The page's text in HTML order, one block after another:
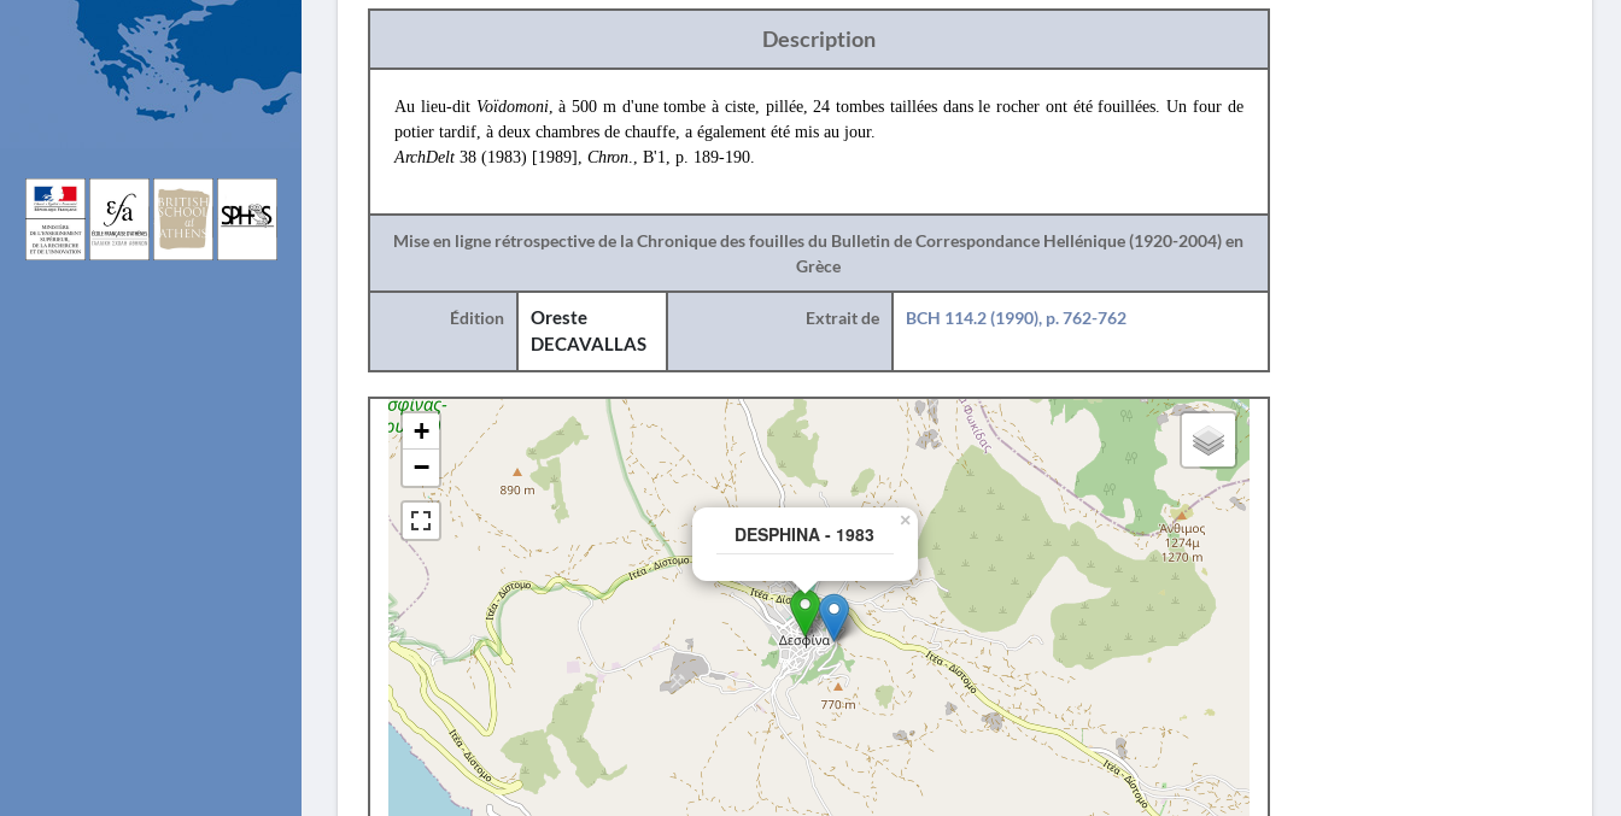
Description
Au lieu-dit Voïdomoni, à 500 m d'une tombe à ciste, pillée, 24 tombes taillées dans le rocher ont été fouillées. Un four de
potier tardif, à deux chambres de chauffe, a également été mis au jour.
ArchDelt 38 (1983) [1989], Chron., Β'1, p. 189-190.
Mise en ligne rétrospective de la Chronique des fouilles du Bulletin de Correspondance Hellénique (1920-2004) en
Grèce
Édition
Oreste
DECAVALLAS
Extrait de BCH 114.2 (1990), p. 762-762
DESPHINA - 1983
×
+
−